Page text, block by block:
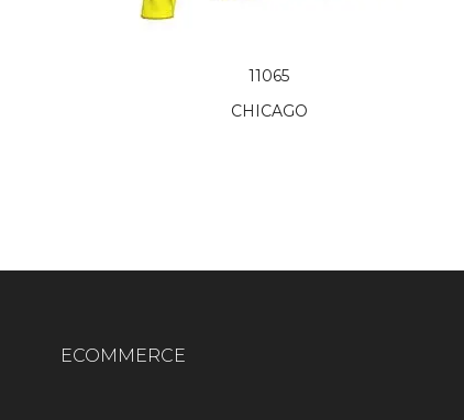
11065
CHICAGO
ECOMMERCE